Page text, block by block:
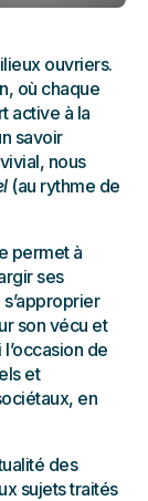
ouvriers.
où chaque
active à la
savoir
nous
(au rythme de
permet à
ses
son vécu et
de
et
en
des
sujets traités